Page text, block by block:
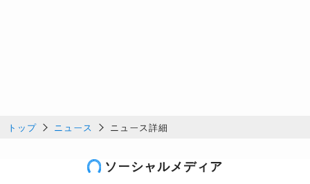
トップ ニュース ニュース詳細
ソーシャルメディア